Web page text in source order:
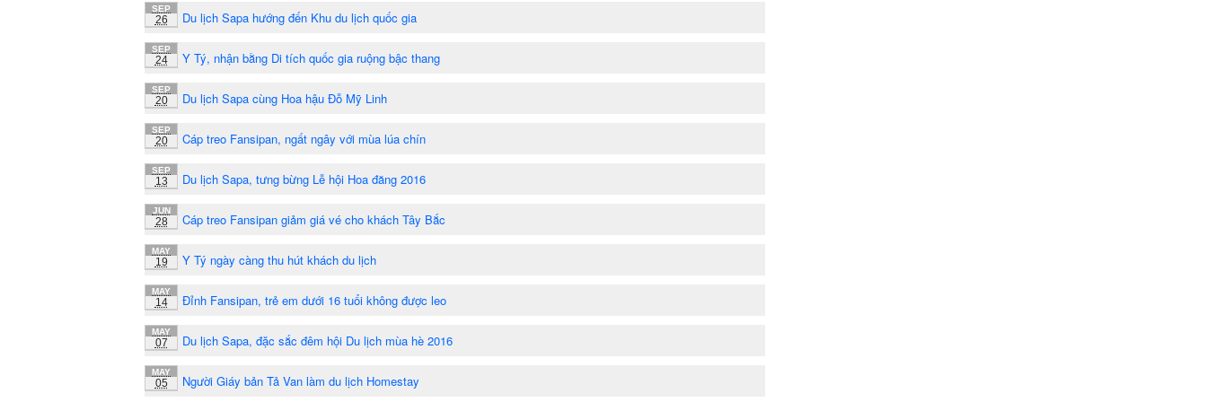
SEP
26 Du lịch Sapa hướng đến Khu du lịch quốc gia
SEP
24 Y Tý, nhận bằng Di tích quốc gia ruộng bậc thang
SEP
20 Du lịch Sapa cùng Hoa hậu Đỗ Mỹ Linh
SEP
20 Cáp treo Fansipan, ngất ngây với mùa lúa chín
SEP
13 Du lịch Sapa, tưng bừng Lễ hội Hoa đăng 2016
JUN
28 Cáp treo Fansipan giảm giá vé cho khách Tây Bắc
MAY
19 Y Tý ngày càng thu hút khách du lịch
MAY
14 Đỉnh Fansipan, trẻ em dưới 16 tuổi không được leo
MAY
07 Du lịch Sapa, đặc sắc đêm hội Du lịch mùa hè 2016
MAY
05 Người Giáy bản Tả Van làm du lịch Homestay